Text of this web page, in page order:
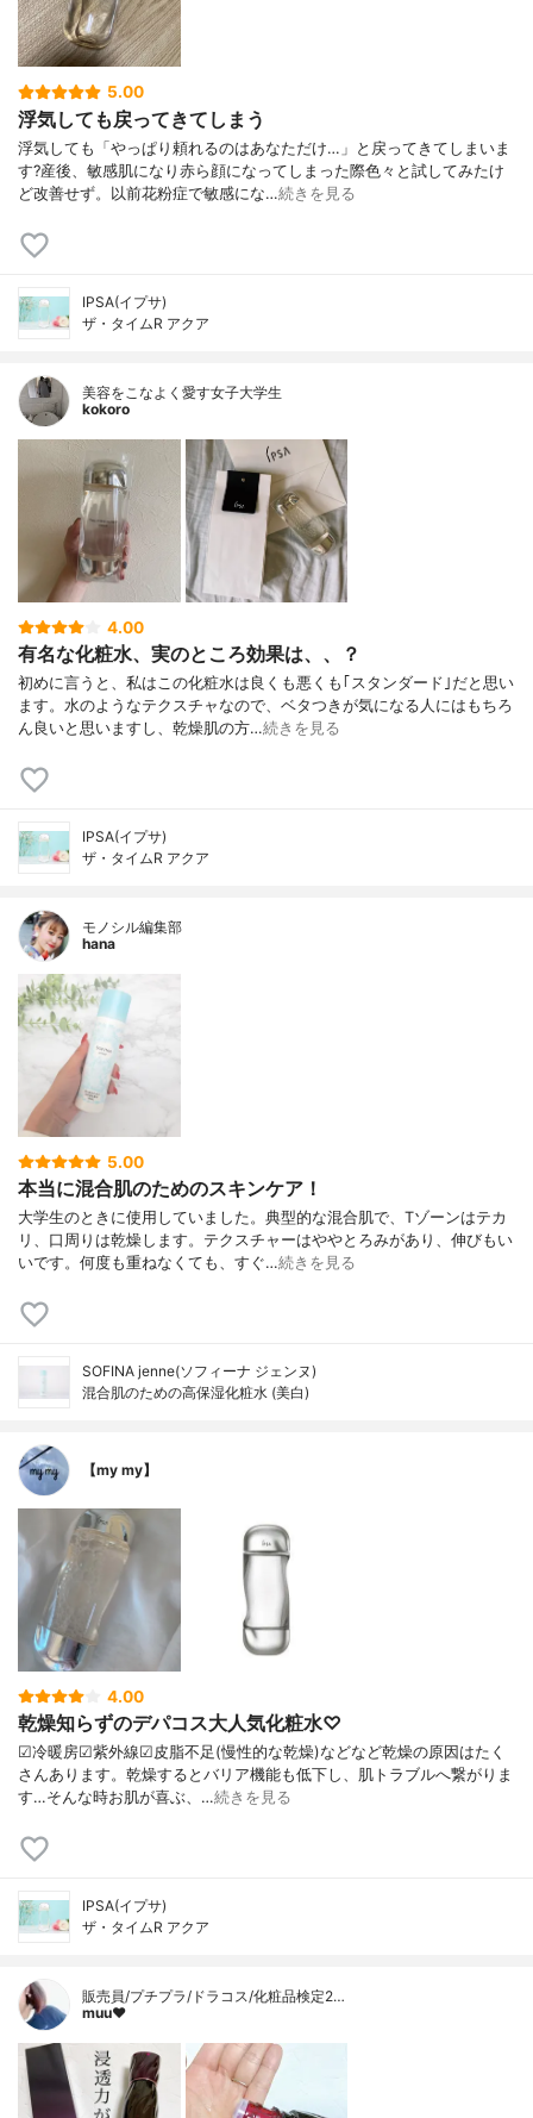
5.00
浮気しても戻ってきてしまう
浮気しても「やっぱり頼れるのはあなただけ…」と戻ってきてしまいま
す?産後、敏感肌になり赤ら顔になってしまった際色々と試してみたけ
ど改善せず。以前花粉症で敏感にな…続きを見る
IPSA(イプサ)
ザ・タイムR アクア
美容をこなよく愛す女子大学生
kokoro
4.00
有名な化粧水、実のところ効果は、、？
初めに言うと、私はこの化粧水は良くも悪くも｢スタンダード｣だと思い
ます。水のようなテクスチャなので、ベタつきが気になる人にはもちろ
ん良いと思いますし、乾燥肌の方…続きを見る
IPSA(イプサ)
ザ・タイムR アクア
モノシル編集部
hana
5.00
本当に混合肌のためのスキンケア！
大学生のときに使用していました。典型的な混合肌で、Tゾーンはテカ
リ、口周りは乾燥します。テクスチャーはややとろみがあり、伸びもい
いです。何度も重ねなくても、すぐ…続きを見る
SOFINA jenne(ソフィーナ ジェンヌ)
混合肌のための高保湿化粧水 (美白)
【my my】
4.00
乾燥知らずのデパコス大人気化粧水♡
☑︎冷暖房☑︎紫外線☑︎皮脂不足(慢性的な乾燥)などなど乾燥の原因はたく
さんあります。乾燥するとバリア機能も低下し、肌トラブルへ繋がりま
す…そんな時お肌が喜ぶ、…続きを見る
IPSA(イプサ)
ザ・タイムR アクア
販売員/プチプラ/ドラコス/化粧品検定2…
muu❤︎